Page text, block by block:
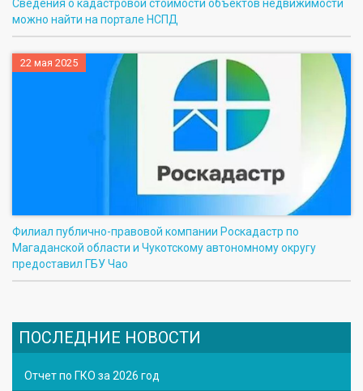
Сведения о кадастровой стоимости объектов недвижимости
можно найти на портале НСПД
22 мая 2025
Филиал публично-правовой компании Роскадастр по
Магаданской области и Чукотскому автономному округу
предоставил ГБУ Чао
ПОСЛЕДНИЕ НОВОСТИ
Отчет по ГКО за 2026 год